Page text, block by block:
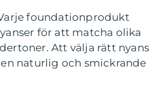
foundationprodukt
för att matcha olika
Att välja rätt nyans
naturlig och smickrande